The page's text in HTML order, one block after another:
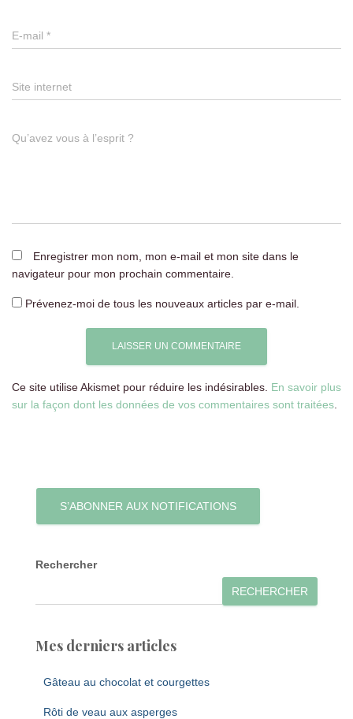
E-mail *
Site internet
Qu’avez vous à l’esprit ?
Enregistrer mon nom, mon e-mail et mon site dans le
navigateur pour mon prochain commentaire.
Prévenez-moi de tous les nouveaux articles par e-mail.
Ce site utilise Akismet pour réduire les indésirables. En savoir plus
sur la façon dont les données de vos commentaires sont traitées
S’ABONNER AUX NOTIFICATIONS
Rechercher
RECHERCHER
Mes derniers articles
Gâteau au chocolat et courgettes
Rôti de veau aux asperges